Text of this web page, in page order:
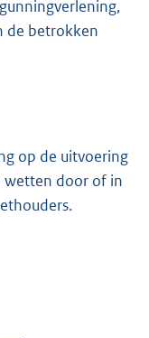
de betrokken
op de uitvoering
wetten door of in